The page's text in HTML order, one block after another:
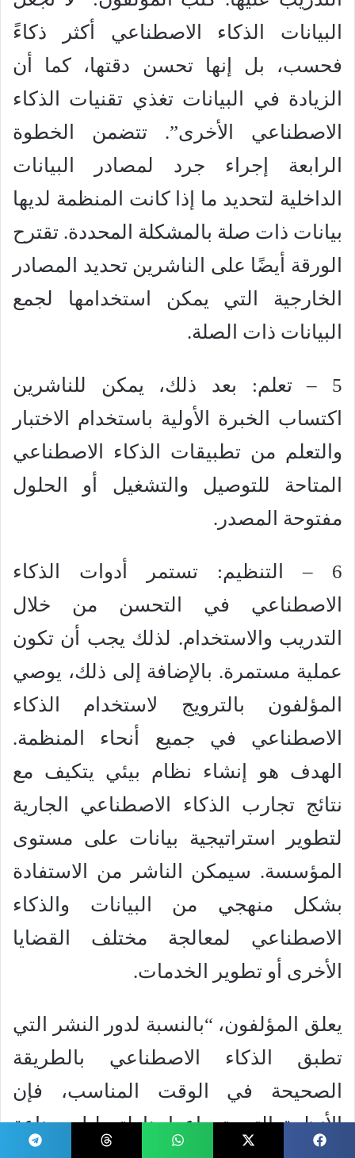
البيانات الذكاء الاصطناعي أكثر ذكاءً
فحسب، بل إنها تحسن دقتها، كما أن
الزيادة في البيانات تغذي تقنيات الذكاء
الاصطناعي الأخرى”. تتضمن الخطوة
الرابعة إجراء جرد لمصادر البيانات
الداخلية لتحديد ما إذا كانت المنظمة لديها
بيانات ذات صلة بالمشكلة المحددة. تقترح
الورقة أيضًا على الناشرين تحديد المصادر
الخارجية التي يمكن استخدامها لجمع
البيانات ذات الصلة.
5 – تعلم: بعد ذلك، يمكن للناشرين
اكتساب الخبرة الأولية باستخدام الاختبار
والتعلم من تطبيقات الذكاء الاصطناعي
المتاحة للتوصيل والتشغيل أو الحلول
مفتوحة المصدر.
6 – التنظيم: تستمر أدوات الذكاء
الاصطناعي في التحسن من خلال
التدريب والاستخدام. لذلك يجب أن تكون
عملية مستمرة. بالإضافة إلى ذلك، يوصي
المؤلفون بالترويج لاستخدام الذكاء
الاصطناعي في جميع أنحاء المنظمة.
الهدف هو إنشاء نظام بيئي يتكيف مع
نتائج تجارب الذكاء الاصطناعي الجارية
لتطوير استراتيجية بيانات على مستوى
المؤسسة. سيمكن الناشر من الاستفادة
بشكل منهجي من البيانات والذكاء
الاصطناعي لمعالجة مختلف القضايا
الأخرى أو تطوير الخدمات.
يعلق المؤلفون، “بالنسبة لدور النشر التي
تطبق الذكاء الاصطناعي بالطريقة
الصحيحة في الوقت المناسب، فإن
الأنظمة التي تم إعدادها لتعطيل صناعة